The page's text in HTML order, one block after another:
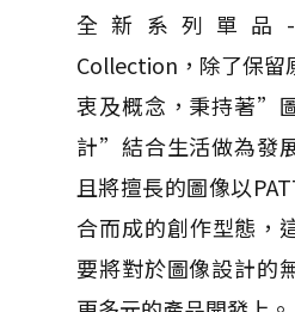
全新系列單品-
Collection，除了保留
衷及概念，秉持著”
計”結合生活做為發
且將擅長的圖像以
合而成的創作型態，
要將對於圖像設計的